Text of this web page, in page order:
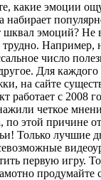
какие эмоции
набирает
шквал эмоций? Не
трудно. Например,
число
Для каждого
на сайте
работает с 2008
четкое
по этой причине
Только лучшие
первую игру.
продумайте